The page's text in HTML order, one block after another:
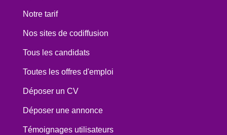
Notre tarif
Nos sites de codiffusion
Tous les candidats
Toutes les offres d'emploi
Déposer un CV
Déposer une annonce
Témoignages utilisateurs